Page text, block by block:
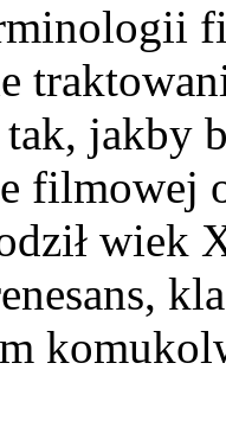
jakby
filmowej
wiek